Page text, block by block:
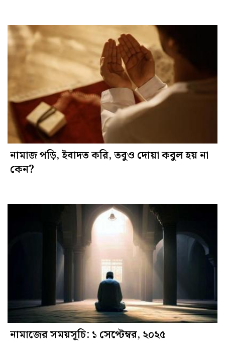
নামাজ পড়ি, ইবাদত করি, তবুও দোয়া কবুল হয় না
কেন?
নামাজের সময়সূচি: ১ সেপ্টেম্বর, ২০২৫